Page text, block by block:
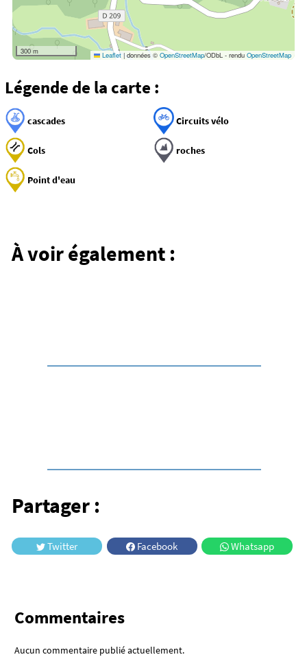
300 m Leaflet | données ©OpenStreetMap/ODbL - renduOpenStreetMap
Légende de la carte :
cascades Circuits vélo
Cols roches
Point d'eau
À voir également :
Auvergne
Partager :
Twitter Facebook Whatsapp
Commentaires
Aucun commentaire publié actuellement.